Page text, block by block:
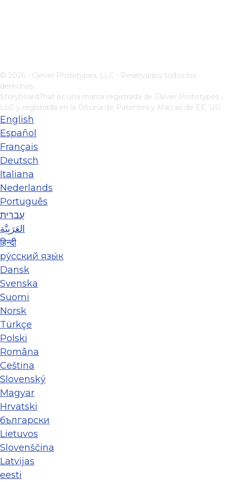
© 2026 - Clever Prototypes, LLC - Reservados todos los
derechos.
StoryboardThat es una marca registrada de Clever Prototypes ,
LLC y registrada en la Oficina de Patentes y Marcas de EE. UU.
English
Español
Français
Deutsch
Italiana
Nederlands
Português
עברית
العَرَبِيَّة
हिन्दी
ру́сский язы́к
Dansk
Svenska
Suomi
Norsk
Türkçe
Polski
Româna
Ceština
Slovenský
Magyar
Hrvatski
български
Lietuvos
Slovenščina
Latvijas
eesti